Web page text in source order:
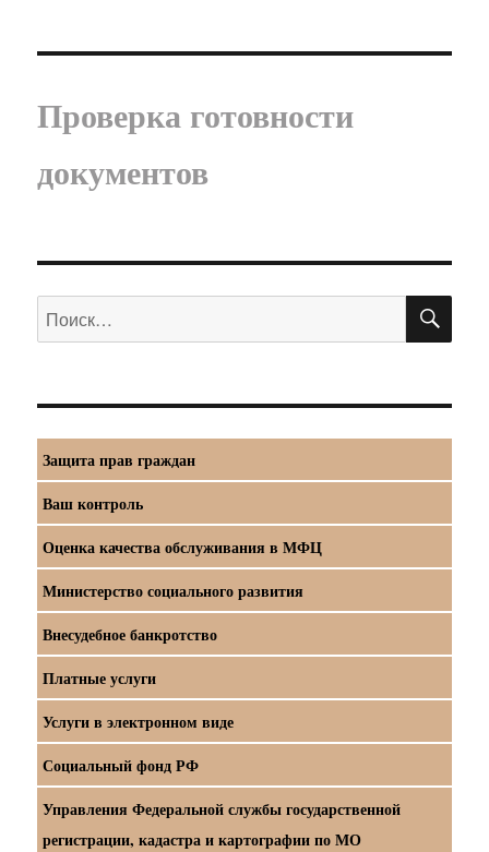
Проверка готовности
документов
Искать:
Защита прав граждан
Ваш контроль
Оценка качества обслуживания в МФЦ
Министерство социального развития
Внесудебное банкротство
Платные услуги
Услуги в электронном виде
Социальный фонд РФ
Управления Федеральной службы государственной
регистрации, кадастра и картографии по МО